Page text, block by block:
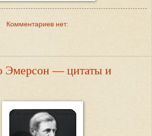
Комментариев нет:
Эмерсон — цитаты и